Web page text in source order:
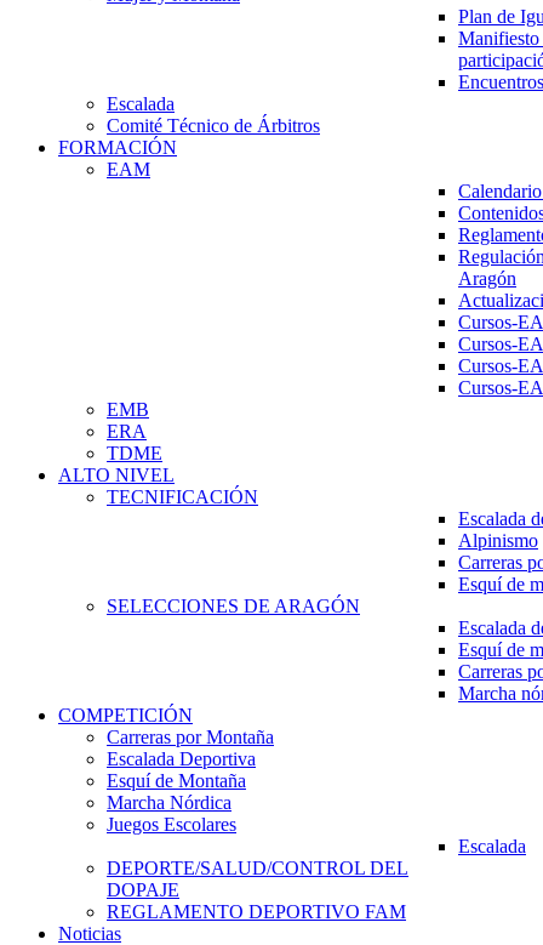
Plan de
Escalada
Comité Técnico de Árbitros
FORMACIÓN
EAM
Aragón
Cursos-
Cursos-
Cursos-
Cursos-
EMB
ERA
TDME
ALTO NIVEL
TECNIFICACIÓN
Escalada
Alpinismo
Carreras
Esquí de
SELECCIONES DE ARAGÓN
Escalada
Esquí de
Carreras
Marcha
COMPETICIÓN
Carreras por Montaña
Escalada Deportiva
Esquí de Montaña
Marcha Nórdica
Juegos Escolares
Escalada
DEPORTE/SALUD/CONTROL DEL
DOPAJE
REGLAMENTO DEPORTIVO FAM
Noticias